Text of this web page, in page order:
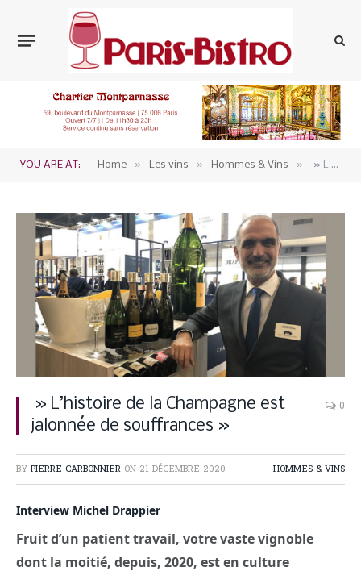
YOU ARE AT: Home » Les vins » Hommes & Vins » » L’histoire de la Champagne est jalonnée de souffrances »
» L’histoire de la Champagne est
jalonnée de souffrances »
0
BY PIERRE CARBONNIER ON 21 DÉCEMBRE 2020 HOMMES & VINS
Interview Michel Drappier
Fruit d’un patient travail, votre vaste vignoble
dont la moitié, depuis, 2020, est en culture